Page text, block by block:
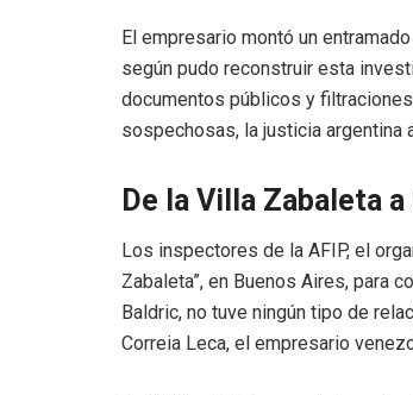
El empresario montó un
según pudo reconstruir esta
documentos públicos y
sospechosas, la justicia argentina
De la Villa Zabaleta a
Los inspectores de la AFIP, el
Zabaleta”, en Buenos Aires, para
Baldric, no tuve ningún tipo de
Correia Leca, el empresario